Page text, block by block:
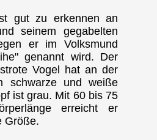
gut zu erkennen an
seinem gegabelten
er im Volksmund
genannt wird. Der
Vogel hat an der
schwarze und weiße
ist grau. Mit 60 bis 75
erreicht er
Größe.